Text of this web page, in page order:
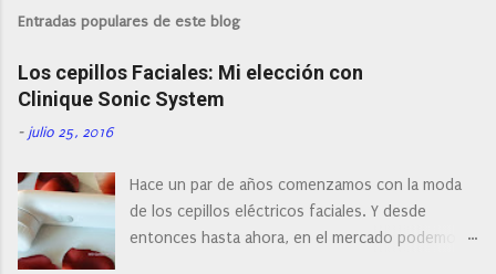
l
a
r
n
o
m
e
n
t
a
Entradas populares de este blog
Los cepillos Faciales: Mi elección con
Clinique Sonic System
- julio 25, 2016
Hace un par de años comenzamos con la moda
de los cepillos eléctricos faciales. Y desde
entonces hasta ahora, en el mercado podemos